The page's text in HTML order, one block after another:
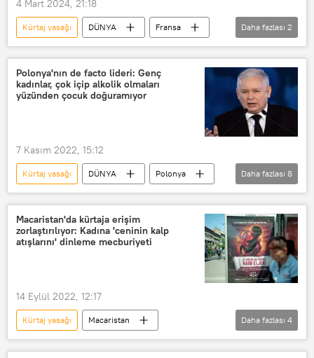
4 Mart 2024, 21:18
Kürtaj yasağı DÜNYA
Fransa
Kürtaj
Emmanuel Macron
Daha fazlası 2
Polonya'nın de facto lideri: Genç
kadınlar, çok içip alkolik olmaları
yüzünden çocuk doğuramıyor
7 Kasım 2022, 15:12
Kürtaj yasağı DÜNYA
Polonya
Jarosław Kaczynski (Kaçinski)
Kürtaj
Doğum
doğum oranı
Kadınlar
Alkol
Alkolizm
Daha fazlası 8
Macaristan'da kürtaja erişim
zorlaştırılıyor: Kadına 'ceninin kalp
atışlarını' dinleme mecburiyeti
14 Eylül 2022, 12:17
Kürtaj yasağı
Macaristan
Viktor Orban
Kürtaj
Daha fazlası 4